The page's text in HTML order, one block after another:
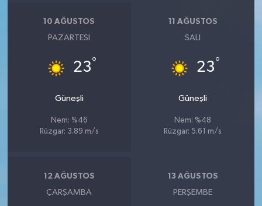
10 AĞUSTOS
PAZARTESI
23°
Güneşli
Nem: %46
Rüzgar: 3.89 m/s
11 AĞUSTOS
SALI
23°
Güneşli
Nem: %48
Rüzgar: 5.61 m/s
12 AĞUSTOS
ÇARŞAMBA
13 AĞUSTOS
PERŞEMBE